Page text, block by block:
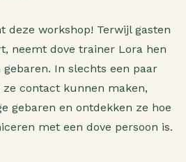
deze workshop! Terwijl gasten
neemt dove trainer Lora hen
In slechts een paar
contact kunnen maken,
gebaren en ontdekken ze hoe
met een dove persoon is.